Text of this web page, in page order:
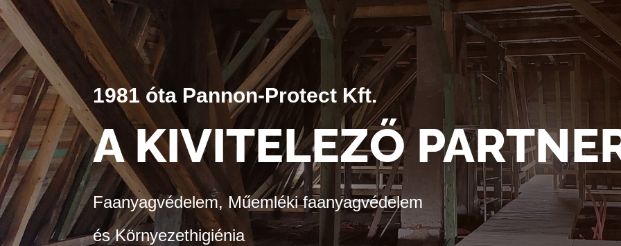
1981 óta Pannon-Protect Kft.
A KIVITELEZŐ
Faanyagvédelem, Műemléki faanyagvédelem
és Környezethigiénia